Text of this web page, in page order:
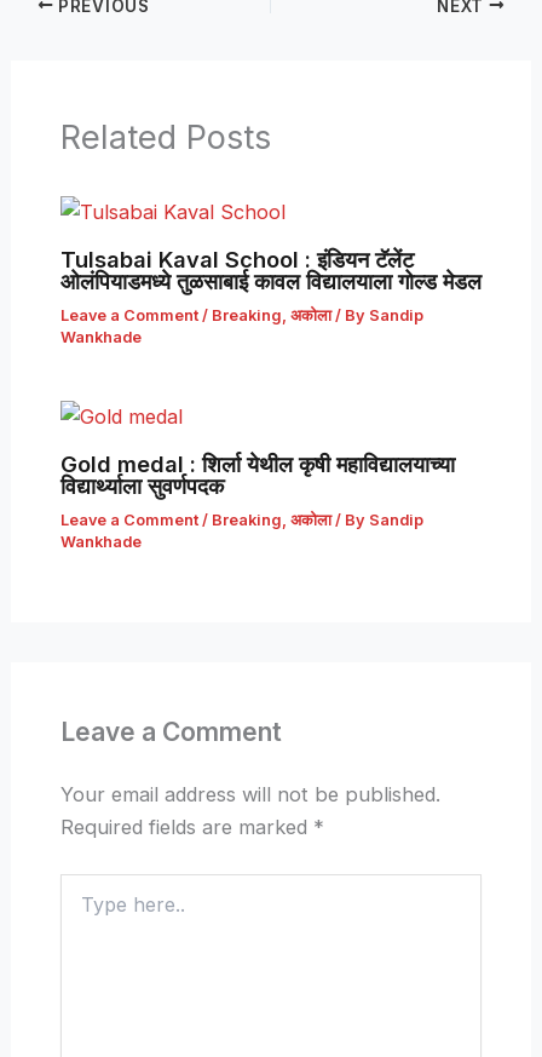
PREVIOUS NEXT
Related Posts
Tulsabai Kaval School : इंडियन टॅलेंट
ओलंपियाडमध्ये तुळसाबाई कावल विद्यालयाला गोल्ड मेडल
Leave a Comment / Breaking, अकोला/ By Sandip
Wankhade
Gold medal : शिर्ला येथील कृषी महाविद्यालयाच्या
विद्यार्थ्याला सुवर्णपदक
Leave a Comment / Breaking अकोला/ By Sandip
Wankhade
Leave a Comment
Your email address will not be published.
Required fields are marked *
here..